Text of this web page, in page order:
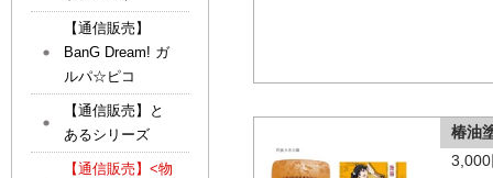
椿油
【通信販売】
BanG Dream! ガ
ルパ☆ピコ
【通信販売】と
あるシリーズ
【通信販売】<物